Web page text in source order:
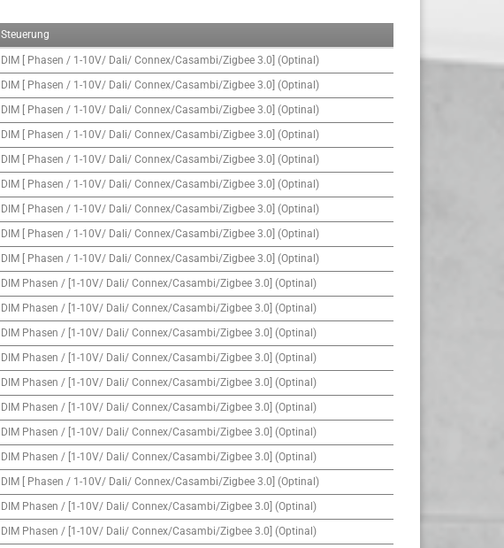
Steuerung
DIM [ Phasen / 1-10V/ Dali/ Connex/Casambi/Zigbee 3.0] (Optinal)
DIM [ Phasen / 1-10V/ Dali/ Connex/Casambi/Zigbee 3.0] (Optinal)
DIM [ Phasen / 1-10V/ Dali/ Connex/Casambi/Zigbee 3.0] (Optinal)
DIM [ Phasen / 1-10V/ Dali/ Connex/Casambi/Zigbee 3.0] (Optinal)
DIM [ Phasen / 1-10V/ Dali/ Connex/Casambi/Zigbee 3.0] (Optinal)
DIM [ Phasen / 1-10V/ Dali/ Connex/Casambi/Zigbee 3.0] (Optinal)
DIM [ Phasen / 1-10V/ Dali/ Connex/Casambi/Zigbee 3.0] (Optinal)
DIM [ Phasen / 1-10V/ Dali/ Connex/Casambi/Zigbee 3.0] (Optinal)
DIM [ Phasen / 1-10V/ Dali/ Connex/Casambi/Zigbee 3.0] (Optinal)
DIM Phasen / [1-10V/ Dali/ Connex/Casambi/Zigbee 3.0] (Optinal)
DIM Phasen / [1-10V/ Dali/ Connex/Casambi/Zigbee 3.0] (Optinal)
DIM Phasen / [1-10V/ Dali/ Connex/Casambi/Zigbee 3.0] (Optinal)
DIM Phasen / [1-10V/ Dali/ Connex/Casambi/Zigbee 3.0] (Optinal)
DIM Phasen / [1-10V/ Dali/ Connex/Casambi/Zigbee 3.0] (Optinal)
DIM Phasen / [1-10V/ Dali/ Connex/Casambi/Zigbee 3.0] (Optinal)
DIM Phasen / [1-10V/ Dali/ Connex/Casambi/Zigbee 3.0] (Optinal)
DIM Phasen / [1-10V/ Dali/ Connex/Casambi/Zigbee 3.0] (Optinal)
DIM [ Phasen / 1-10V/ Dali/ Connex/Casambi/Zigbee 3.0] (Optinal)
DIM Phasen / [1-10V/ Dali/ Connex/Casambi/Zigbee 3.0] (Optinal)
DIM Phasen / [1-10V/ Dali/ Connex/Casambi/Zigbee 3.0] (Optinal)